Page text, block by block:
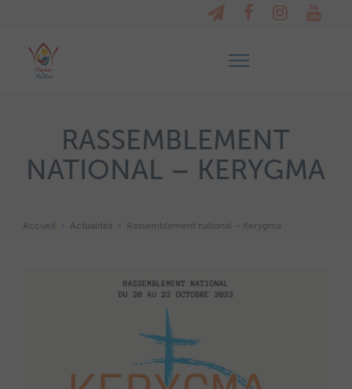
RASSEMBLEMENT
NATIONAL – KERYGMA
Accueil Actualités Rassemblement national – Kerygma